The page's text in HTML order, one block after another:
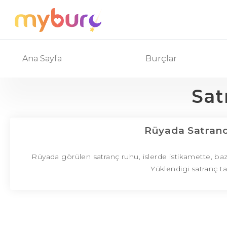
Ana Sayfa Burçlar
Rüyada
Rüyada görülen satranç ruhu, islerde istikamette,
Yüklendigi satranç